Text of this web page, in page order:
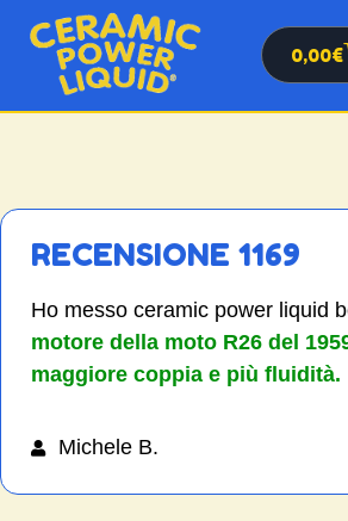
0,00€
RECENSIONE 1169
Ho messo ceramic power liquid
motore della moto R26 del
maggiore coppia e più fluidità.
Michele B.